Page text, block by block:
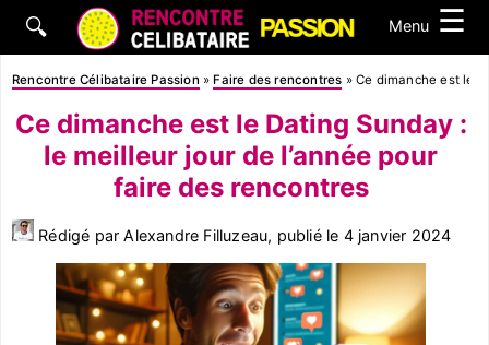
🔍 Menu ☰
Rencontre Célibataire Passion » Faire des rencontres »Ce dimanche est le
Ce dimanche est le Dating Sunday :
le meilleur jour de l’année pour
faire des rencontres
Rédigé par Alexandre Filluzeau, publié le 4 janvier 2024